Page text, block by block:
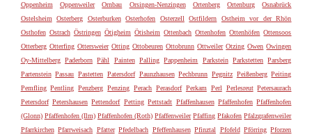
Oppenheim
Oppenweiler Ornbau Orsingen-Nenzingen Ortenberg Ortenburg
Osnabrück
Ostelsheim
Osterberg Osterburken Osterhofen Osterzell Ostfildern
Ostheim vor der Rhön
Osthofen Ostrach Östringen Ötigheim Ötisheim Ottenbach Ottenhofen Ottenhöfen Ottensoos
Otterberg Otterfing Ottersweier Otting Ottobeuren Ottobrunn Ottweiler Otzing Owen Owingen
Oy-Mittelberg Paderborn Pähl Painten Palling Pappenheim Parkstein Parkstetten Parsberg
Partenstein Passau Pastetten Patersdorf Paunzhausen Pechbrunn Pegnitz Peißenberg Peiting
Pemfling Pentling Penzberg Penzing Perach Perasdorf Perkam Perl Perlesreut Petersaurach
Petersdorf Petershausen Pettendorf Petting Pettstadt Pfaffenhausen Pfaffenhofen Pfaffenhofen
(Glonn) Pfaffenhofen (Ilm) Pfaffenhofen (Roth) Pfaffenweiler Pfaffing Pfakofen Pfalzgrafenweiler
Pfarrkirchen Pfarrweisach Pfatter Pfedelbach Pfeffenhausen Pfinztal Pfofeld Pförring Pforzen